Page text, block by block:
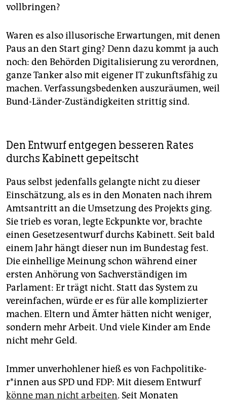
vollbringen?
Waren es also illusorische Erwartungen, mit denen
Paus an den Start ging? Denn dazu kommt ja auch
noch: den Behörden Digitalisierung zu verordnen,
ganze Tanker also mit eigener IT zukunftsfähig zu
machen. Verfassungsbedenken auszuräumen, weil
Bund-Länder-Zuständigkeiten strittig sind.
Den Entwurf entgegen besseren Rates
durchs Kabinett gepeitscht
Paus selbst jedenfalls gelangte nicht zu dieser
Einschätzung, als es in den Monaten nach ihrem
Amtsantritt an die Umsetzung des Projekts ging.
Sie trieb es voran, legte Eckpunkte vor, brachte
einen Gesetzesentwurf durchs Kabinett. Seit bald
einem Jahr hängt dieser nun im Bundestag fest.
Die einhellige Meinung schon während einer
ersten Anhörung von Sachverständigen im
Parlament: Er trägt nicht. Statt das System zu
vereinfachen, würde er es für alle komplizierter
machen. Eltern und Ämter hätten nicht weniger,
sondern mehr Arbeit. Und viele Kinder am Ende
nicht mehr Geld.
Immer unverhohlener hieß es von Fach­po­li­ti­ke­
r*in­nen aus SPD und FDP: Mit diesem Entwurf
könne man nicht arbeiten. Seit Monaten